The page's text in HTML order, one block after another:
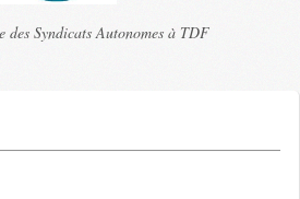
des Syndicats Autonomes à TDF